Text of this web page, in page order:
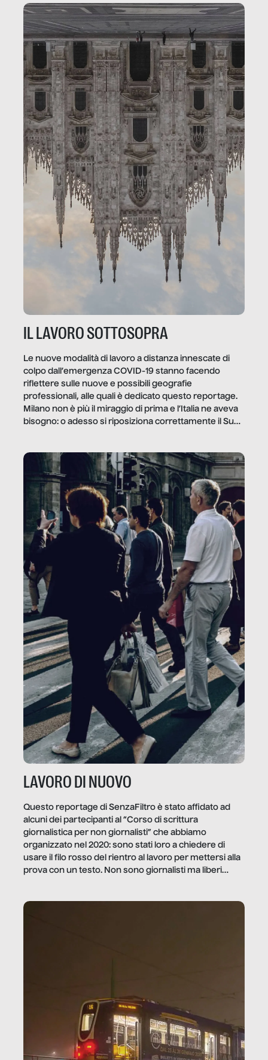
IL LAVORO SOTTOSOPRA
Le nuove modalità di lavoro a distanza innescate di
colpo dall’emergenza COVID-19 stanno facendo
riflettere sulle nuove e possibili geografie
professionali, alle quali è dedicato questo reportage.
Milano non è più il miraggio di prima e l’Italia ne aveva
bisogno: o adesso si riposiziona correttamente il Sud
LAVORO DI NUOVO
Questo reportage di SenzaFiltro è stato affidato ad
alcuni dei partecipanti al “Corso di scrittura
giornalistica per non giornalisti” che abbiamo
organizzato nel 2020: sono stati loro a chiedere di
usare il filo rosso del rientro al lavoro per mettersi alla
prova con un testo. Non sono giornalisti ma liberi